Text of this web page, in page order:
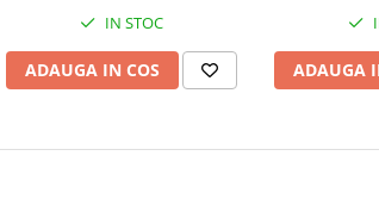
IN STOC
ADAUGA IN COS ADAUGA